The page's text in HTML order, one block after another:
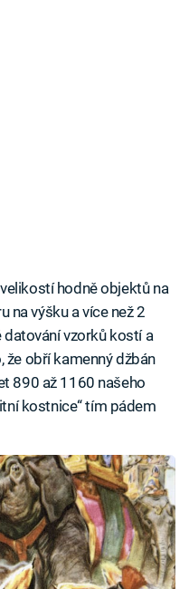
hodně objektů na
na výšku a více než 2
vzorků kostí a
že obří kamenný džbán
890 až 1160 našeho
kostnice“ tím pádem